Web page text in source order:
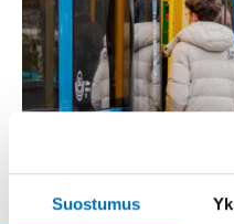
Suostumus